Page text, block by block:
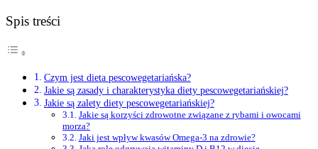
Spis treści
Czym jest dieta pescowegetariańska?
Jakie są zasady i charakterystyka diety pescowegetariańskiej?
Jakie są zalety diety pescowegetariańskiej?
Jakie są korzyści zdrowotne związane z rybami i owocami
morza?
Jaki jest wpływ kwasów Omega-3 na zdrowie?